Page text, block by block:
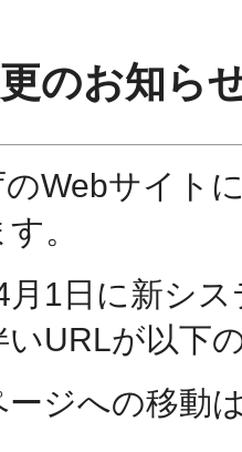
のお知ら
のWebサイト
。
月1日に新シ
いURLが以下
ージへの移動